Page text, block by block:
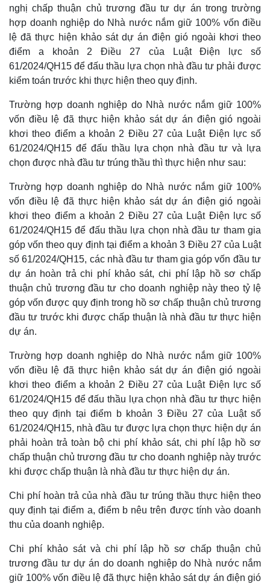
nghị chấp thuận chủ trương đầu tư dự án trong trường
hợp doanh nghiệp do Nhà nước nắm giữ 100% vốn điều
lệ đã thực hiện khảo sát dự án điện gió ngoài khơi theo
điểm a khoản 2 Điều 27 của Luật Điện lực số
61/2024/QH15 để đấu thầu lựa chọn nhà đầu tư phải được
kiểm toán trước khi thực hiện theo quy định.
Trường hợp doanh nghiệp do Nhà nước nắm giữ 100%
vốn điều lệ đã thực hiện khảo sát dự án điện gió ngoài
khơi theo điểm a khoản 2 Điều 27 của Luật Điện lực số
61/2024/QH15 để đấu thầu lựa chọn nhà đầu tư và lựa
chọn được nhà đầu tư trúng thầu thì thực hiện như sau:
Trường hợp doanh nghiệp do Nhà nước nắm giữ 100%
vốn điều lệ đã thực hiện khảo sát dự án điện gió ngoài
khơi theo điểm a khoản 2 Điều 27 của Luật Điện lực số
61/2024/QH15 để đấu thầu lựa chọn nhà đầu tư tham gia
góp vốn theo quy định tại điểm a khoản 3 Điều 27 của Luật
số 61/2024/QH15, các nhà đầu tư tham gia góp vốn đầu tư
dự án hoàn trả chi phí khảo sát, chi phí lập hồ sơ chấp
thuận chủ trương đầu tư cho doanh nghiệp này theo tỷ lệ
góp vốn được quy định trong hồ sơ chấp thuận chủ trương
đầu tư trước khi được chấp thuận là nhà đầu tư thực hiện
dự án.
Trường hợp doanh nghiệp do Nhà nước nắm giữ 100%
vốn điều lệ đã thực hiện khảo sát dự án điện gió ngoài
khơi theo điểm a khoản 2 Điều 27 của Luật Điện lực số
61/2024/QH15 để đấu thầu lựa chọn nhà đầu tư thực hiện
theo quy định tại điểm b khoản 3 Điều 27 của Luật số
61/2024/QH15, nhà đầu tư được lựa chọn thực hiện dự án
phải hoàn trả toàn bộ chi phí khảo sát, chi phí lập hồ sơ
chấp thuận chủ trương đầu tư cho doanh nghiệp này trước
khi được chấp thuận là nhà đầu tư thực hiện dự án.
Chi phí hoàn trả của nhà đầu tư trúng thầu thực hiện theo
quy định tại điểm a, điểm b nêu trên được tính vào doanh
thu của doanh nghiệp.
Chi phí khảo sát và chi phí lập hồ sơ chấp thuận chủ
trương đầu tư dự án do doanh nghiệp do Nhà nước nắm
giữ 100% vốn điều lệ đã thực hiện khảo sát dự án điện gió